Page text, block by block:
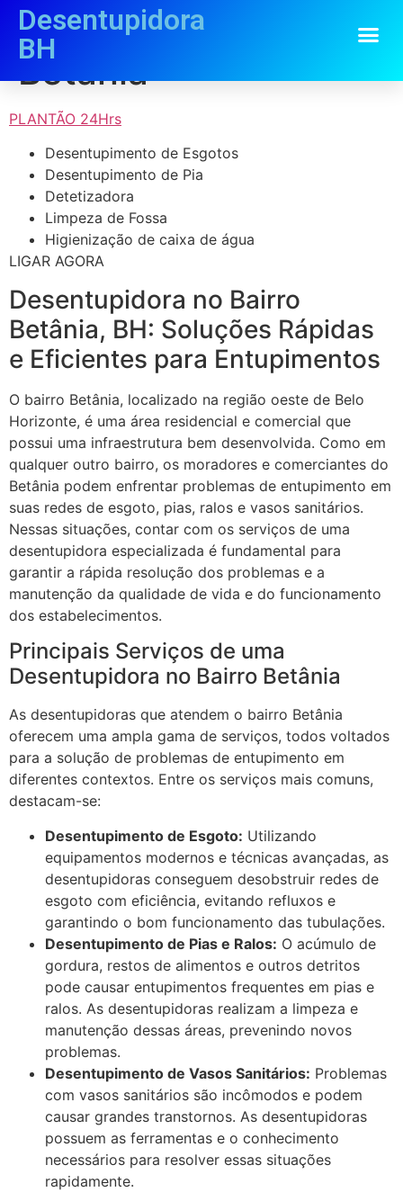
Desentupidora
BH
Desentupidora
Betânia
PLANTÃO 24Hrs
Desentupimento de Esgotos
Desentupimento de Pia
Detetizadora
Limpeza de Fossa
Higienização de caixa de água
LIGAR AGORA
Desentupidora no Bairro
Betânia, BH: Soluções Rápidas
e Eficientes para Entupimentos
O bairro Betânia, localizado na região oeste de Belo
Horizonte, é uma área residencial e comercial que
possui uma infraestrutura bem desenvolvida. Como em
qualquer outro bairro, os moradores e comerciantes do
Betânia podem enfrentar problemas de entupimento em
suas redes de esgoto, pias, ralos e vasos sanitários.
Nessas situações, contar com os serviços de uma
desentupidora especializada é fundamental para
garantir a rápida resolução dos problemas e a
manutenção da qualidade de vida e do funcionamento
dos estabelecimentos.
Principais Serviços de uma
Desentupidora no Bairro Betânia
As desentupidoras que atendem o bairro Betânia
oferecem uma ampla gama de serviços, todos voltados
para a solução de problemas de entupimento em
diferentes contextos. Entre os serviços mais comuns,
destacam-se:
Desentupimento de Esgoto: Utilizando
equipamentos modernos e técnicas avançadas, as
desentupidoras conseguem desobstruir redes de
esgoto com eficiência, evitando refluxos e
garantindo o bom funcionamento das tubulações.
Desentupimento de Pias e Ralos: O acúmulo de
gordura, restos de alimentos e outros detritos
pode causar entupimentos frequentes em pias e
ralos. As desentupidoras realizam a limpeza e
manutenção dessas áreas, prevenindo novos
problemas.
Desentupimento de Vasos Sanitários: Problemas
com vasos sanitários são incômodos e podem
causar grandes transtornos. As desentupidoras
possuem as ferramentas e o conhecimento
necessários para resolver essas situações
rapidamente.